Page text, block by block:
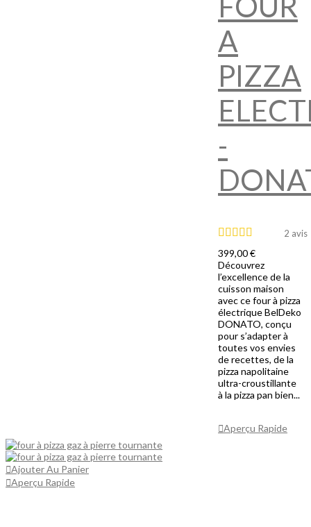
A
PIZZA
-
2 avis
399,00 €
Découvrez
l’excellence de la
cuisson maison
avec ce four à pizza
électrique BelDeko
DONATO, conçu
pour s’adapter à
toutes vos envies
de recettes, de la
pizza napolitaine
ultra-croustillante
à la pizza pan bien...
Aperçu Rapide
Ajouter Au Panier
Aperçu Rapide